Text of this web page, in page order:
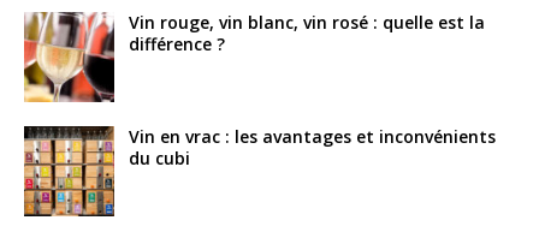
Vin rouge, vin blanc, vin rosé : quelle est la
différence ?
Vin en vrac : les avantages et inconvénients
du cubi